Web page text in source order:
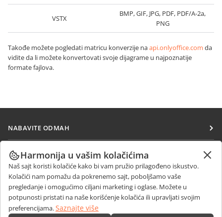
VSTX
BMP, GIF, JPG, PDF, PDF/A-2a,
PNG
Takođe možete pogledati matricu konverzije naapi.onlyoffice.com da
vidite da li možete konvertovati svoje dijagrame u najpoznatije
formate fajlova.
NABAVITE ODMAH
Docs
DocSpace
Workspace
Konektori
Desktop aplikacije
SARAĐUJTE
Za doprinosioce
Za prevodioce
Za influensere
PRIMAJTE VESTI
Blog
DOBIJTE POMOĆ
Forum
Harmonija u vašim kolačićima
Naš sajt koristi kolačiće kako bi vam pružio prilagođeno iskustvo.
Kolačići nam pomažu da pokrenemo sajt, poboljšamo vaše
pregledanje i omogućimo ciljani marketing i oglase. Možete u
potpunosti pristati na naše korišćenje kolačića ili upravljati svojim
preferencijama.Saznajte više